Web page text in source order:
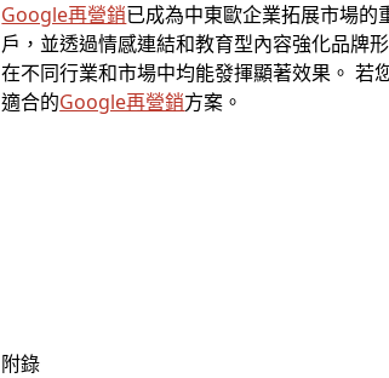
Google再營銷已成為中東歐企業拓展市場
戶，並透過情感連結和教育型內容強化品牌
在不同行業和市場中均能發揮顯著效果。 若
適合的Google再營銷方案。
附錄